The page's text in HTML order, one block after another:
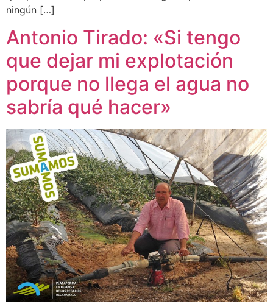
ningún […]
Antonio Tirado: «Si tengo
que dejar mi explotación
porque no llega el agua no
sabría qué hacer»